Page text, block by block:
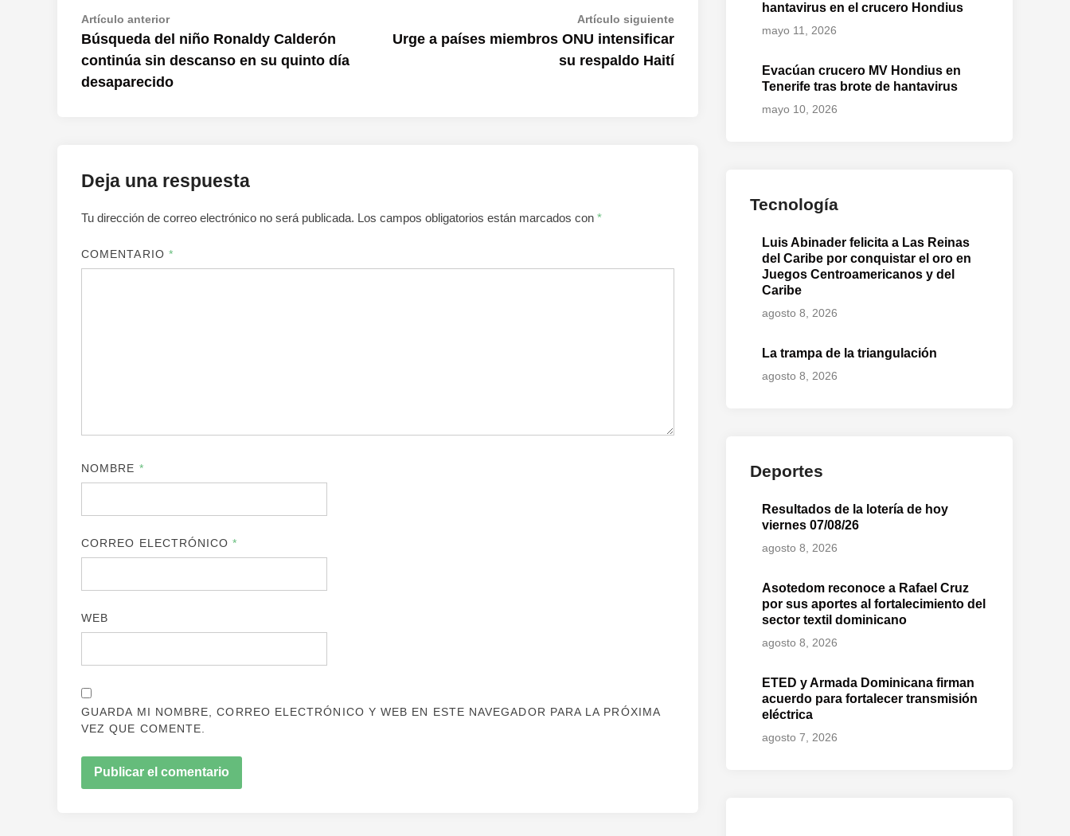
Navegación
de
entradas
Artículo anteriorArtículo
anterior:
Búsqueda del niño Ronaldy Calderón
continúa sin descanso en su quinto día
desaparecido
Artículo siguienteArtículo
siguiente:
Urge a países miembros ONU intensificar
su respaldo Haití
Deja una respuesta
Tu dirección de correo electrónico no será publicada. Los campos obligatorios están marcados con *
COMENTARIO *
NOMBRE *
CORREO ELECTRÓNICO*
WEB
GUARDA MI NOMBRE, CORREO ELECTRÓNICO Y WEB EN ESTE NAVEGADOR PARA LA PRÓXIMA
VEZ QUE COMENTE.
hantavirus en el crucero Hondius
mayo 11, 2026
Evacúan crucero MV Hondius en
Tenerife tras brote de hantavirus
mayo 10, 2026
Tecnología
Luis Abinader felicita a Las Reinas
del Caribe por conquistar el oro en
Juegos Centroamericanos y del
Caribe
agosto 8, 2026
La trampa de la triangulación
agosto 8, 2026
Deportes
Resultados de la lotería de hoy
viernes 07/08/26
agosto 8, 2026
Asotedom reconoce a Rafael Cruz
por sus aportes al fortalecimiento del
sector textil dominicano
agosto 8, 2026
ETED y Armada Dominicana firman
acuerdo para fortalecer transmisión
eléctrica
agosto 7, 2026